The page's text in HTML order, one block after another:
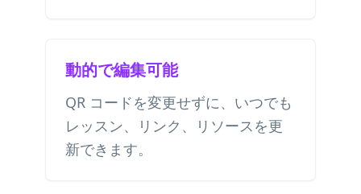
動的で編集可能
QR コードを変更せずに、いつでも
レッスン、リンク、リソースを更
新できます。